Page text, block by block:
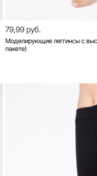
79,99 руб.
Моделирующие леггинсы с
пакете)